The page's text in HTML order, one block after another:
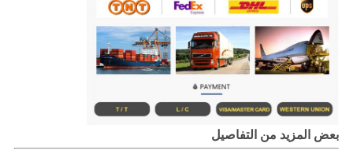
بعض المزيد من التفاصيل